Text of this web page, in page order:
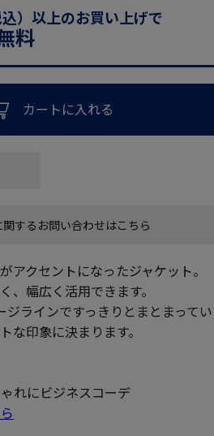
）以上のお買い上げで
料
カートに入れる
関するお問い合わせはこちら
アクセントになったジャケット。
、幅広く活用できます。
ラインですっきりとまとまってい
な印象に決まります。
れにビジネスコーデ